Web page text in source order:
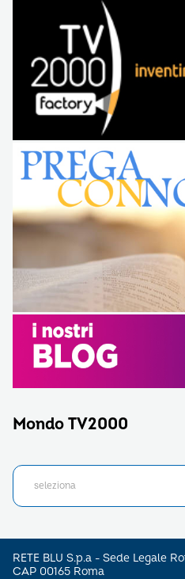
Mondo TV2000
RETE BLU S.p.a - Sede Legale
CAP 00165 Roma